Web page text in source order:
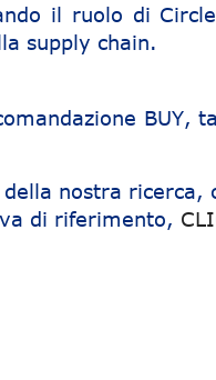
il ruolo di
supply chain.
BUY,
nostra ricerca,
di riferimento,